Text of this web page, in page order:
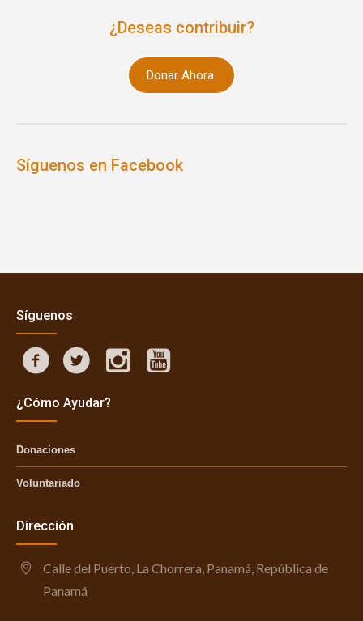
¿Deseas contribuir?
Donar Ahora
Síguenos en Facebook
Síguenos
¿Cómo Ayudar?
Donaciones
Voluntariado
Dirección
Calle del Puerto, La Chorrera, Panamá, República de
Panamá